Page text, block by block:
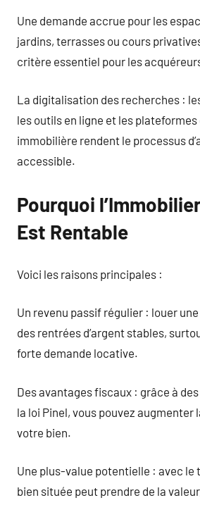
Une demande accrue pour les
jardins, terrasses ou cours
critère essentiel pour les
La digitalisation des recherches :
les outils en ligne et les plateformes
immobilière rendent le processus
accessible.
Pourquoi
Est Rentable
Voici les raisons principales :
Un revenu passif régulier : louer
des rentrées d’argent stables,
forte demande locative.
Des avantages fiscaux : grâce à
la loi Pinel, vous pouvez augmenter
votre bien.
Une plus-value potentielle : avec le
bien située peut prendre de la